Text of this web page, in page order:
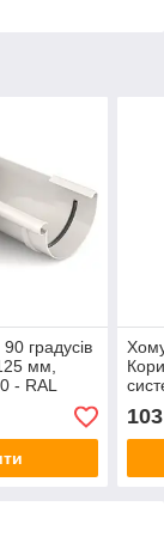
градусів
мм,
- RAL